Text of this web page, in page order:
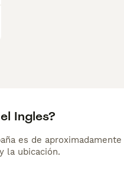
Ingles?
es de
la ubicación.